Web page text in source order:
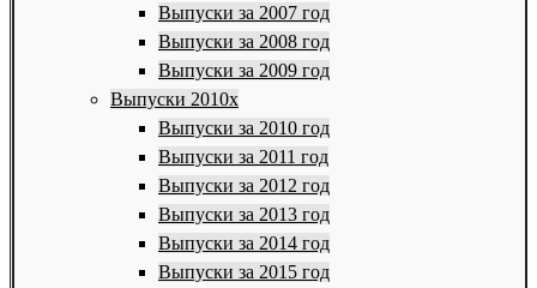
Выпуски за 2007 год
Выпуски за 2008 год
Выпуски за 2009 год
Выпуски 2010х
Выпуски за 2010 год
Выпуски за 2011 год
Выпуски за 2012 год
Выпуски за 2013 год
Выпуски за 2014 год
Выпуски за 2015 год